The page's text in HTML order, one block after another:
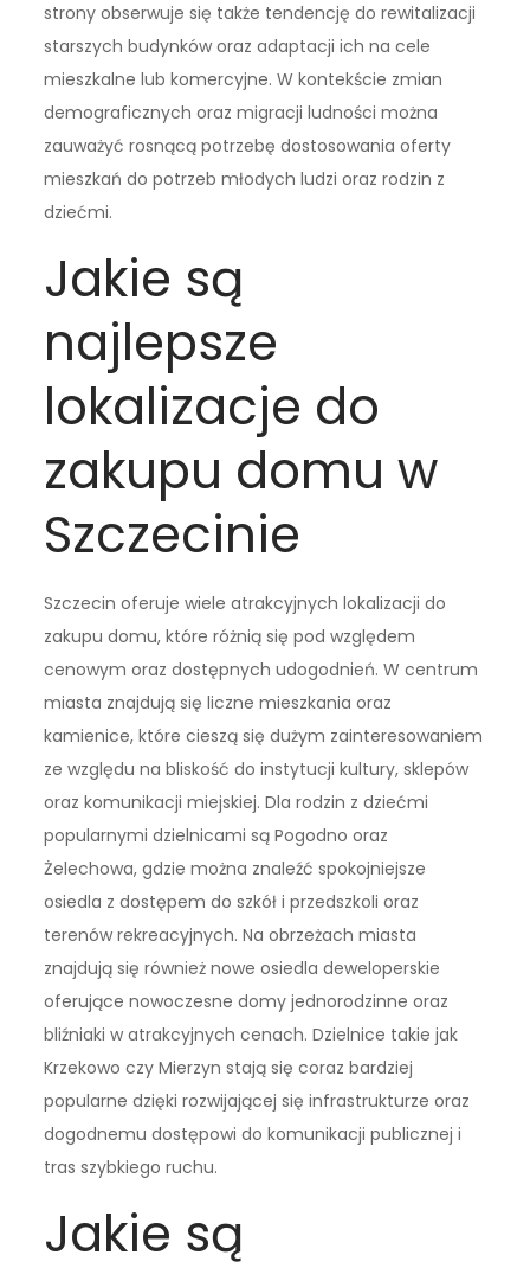
strony obserwuje się także tendencję do rewitalizacji
starszych budynków oraz adaptacji ich na cele
mieszkalne lub komercyjne. W kontekście zmian
demograficznych oraz migracji ludności można
zauważyć rosnącą potrzebę dostosowania oferty
mieszkań do potrzeb młodych ludzi oraz rodzin z
dziećmi.
Jakie są
najlepsze
lokalizacje do
zakupu domu w
Szczecinie
Szczecin oferuje wiele atrakcyjnych lokalizacji do
zakupu domu, które różnią się pod względem
cenowym oraz dostępnych udogodnień. W centrum
miasta znajdują się liczne mieszkania oraz
kamienice, które cieszą się dużym zainteresowaniem
ze względu na bliskość do instytucji kultury, sklepów
oraz komunikacji miejskiej. Dla rodzin z dziećmi
popularnymi dzielnicami są Pogodno oraz
Żelechowa, gdzie można znaleźć spokojniejsze
osiedla z dostępem do szkół i przedszkoli oraz
terenów rekreacyjnych. Na obrzeżach miasta
znajdują się również nowe osiedla deweloperskie
oferujące nowoczesne domy jednorodzinne oraz
bliźniaki w atrakcyjnych cenach. Dzielnice takie jak
Krzekowo czy Mierzyn stają się coraz bardziej
popularne dzięki rozwijającej się infrastrukturze oraz
dogodnemu dostępowi do komunikacji publicznej i
tras szybkiego ruchu.
Jakie są